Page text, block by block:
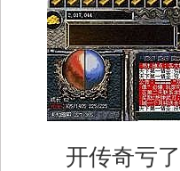
开传奇亏